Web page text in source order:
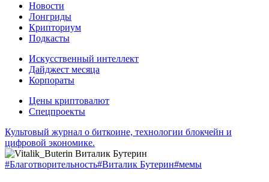
Новости
Лонгриды
Крипториум
Подкасты
Искусственный интеллект
Дайджест месяца
Корпораты
Цены криптовалют
Спецпроекты
Культовый журнал о биткоине, технологии блокчейн и
цифровой экономике.
#Благотворительность#Виталик Бутерин#мемы